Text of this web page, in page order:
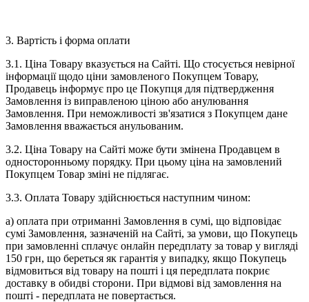
3. Вартість і форма оплати
3.1. Ціна Товару вказується на Сайті. Що стосується невірної
інформації щодо ціни замовленого Покупцем Товару,
Продавець інформує про це Покупця для підтвердження
Замовлення із виправленою ціною або анулювання
Замовлення. При неможливості зв'язатися з Покупцем дане
Замовлення вважається анульованим.
3.2. Ціна Товару на Сайті може бути змінена Продавцем в
односторонньому порядку. При цьому ціна на замовлений
Покупцем Товар зміні не підлягає.
3.3. Оплата Товару здійснюється наступним чином:
а) оплата при отриманні Замовлення в сумі, що відповідає
сумі Замовлення, зазначеній на Сайті, за умови, що Покупець
при замовленні сплачує онлайн передплату за товар у вигляді
150 грн, що береться як гарантія у випадку, якщо Покупець
відмовиться від товару на пошті і ця передплата покриє
доставку в обидві сторони. При відмові від замовлення на
пошті - передплата не повертається.